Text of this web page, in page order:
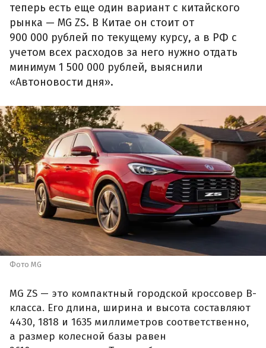
теперь есть еще один вариант с китайского
рынка — MG ZS. В Китае он стоит от
900 000 рублей по текущему курсу, а в РФ с
учетом всех расходов за него нужно отдать
минимум 1 500 000 рублей, выяснили
«Автоновости дня».
Фото MG
MG ZS — это компактный городской кроссовер B-
класса. Его длина, ширина и высота составляют
4430, 1818 и 1635 миллиметров соответственно,
а размер колесной базы равен